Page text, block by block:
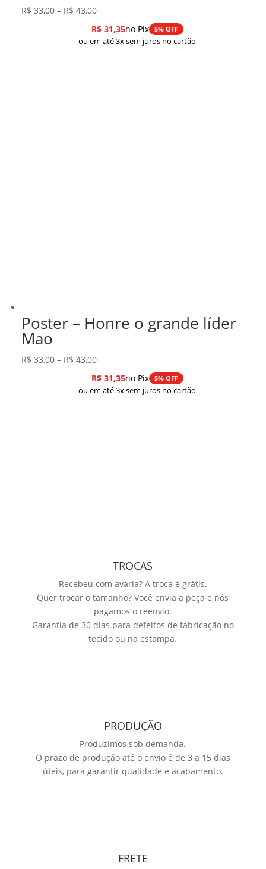
R$ 33,00 – R$ 43,00Faixa
de
preço:
R$31,35no Pix 5% OFF
ou em até 3x sem juros no cartão
Poster – Honre o grande líder
Mao
R$ 33,00 – R$ 43,00Faixa
de
preço:
R$31,35no Pix 5% OFF
ou em até 3x sem juros no cartão
TROCAS
Recebeu com avaria? A troca é grátis.
Quer trocar o tamanho? Você envia a peça e nós
pagamos o reenvio.
Garantia de 30 dias para defeitos de fabricação no
tecido ou na estampa.
PRODUÇÃO
Produzimos sob demanda.
O prazo de produção até o envio é de 3 a 15 dias
úteis, para garantir qualidade e acabamento.
FRETE